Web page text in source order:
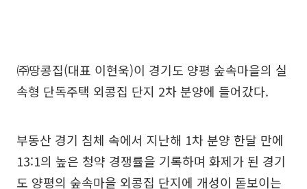
㈜땅콩집(대표 이현욱)이 경기도 양평 숲속마을의 실
속형 단독주택 외콩집 단지 2차 분양에 들어갔다.
부동산 경기 침체 속에서 지난해 1차 분양 한달 만에
13:1의 높은 청약 경쟁률을 기록하며 화제가 된 경기
도 양평의 숲속마을 외콩집 단지에 개성이 돋보이는